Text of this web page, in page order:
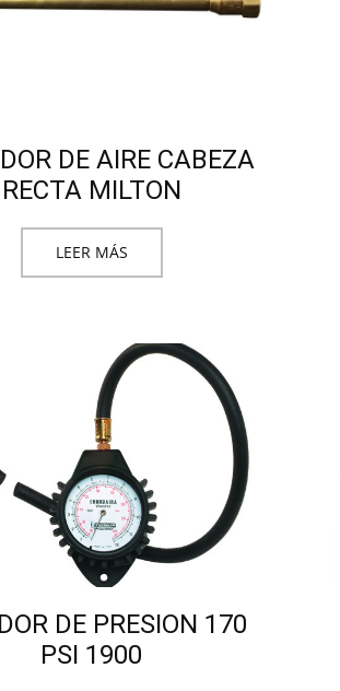
DE AIRE CABEZA
RECTA MILTON
LEER MÁS
DE PRESION 170
PSI 1900